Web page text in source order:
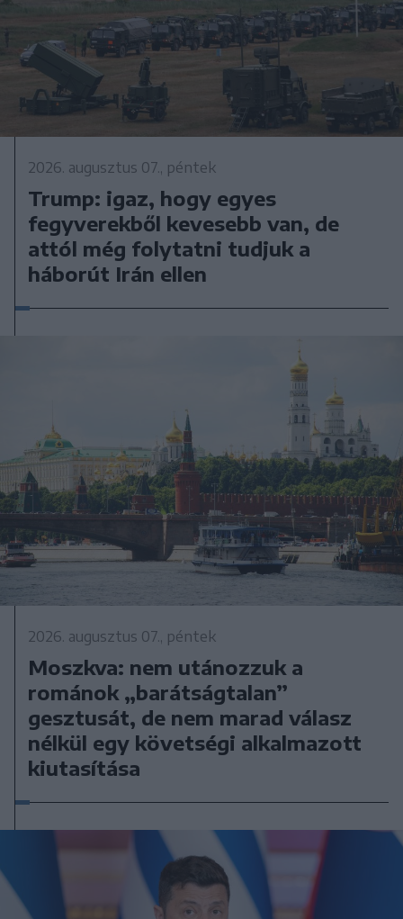
2026. augusztus 07., péntek
Trump: igaz, hogy egyes
fegyverekből kevesebb van, de
attól még folytatni tudjuk a
háborút Irán ellen
2026. augusztus 07., péntek
Moszkva: nem utánozzuk a
románok „barátságtalan”
gesztusát, de nem marad válasz
nélkül egy követségi alkalmazott
kiutasítása